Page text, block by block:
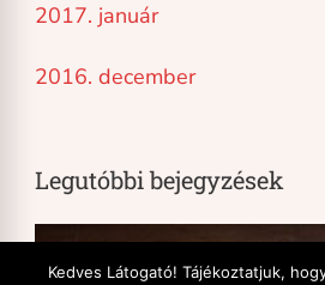
2017. január
2016. december
Legutóbbi bejegyzések
Kedves Látogató! Tájékoztatjuk,